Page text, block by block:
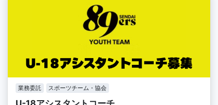
業務委託 スポーツチーム・協会